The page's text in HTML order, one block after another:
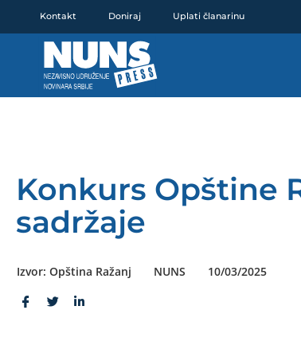
Kontakt Doniraj Uplati članarinu
Konkurs Opštine
sadržaje
Izvor: Opština Ražanj NUNS 10/03/2025